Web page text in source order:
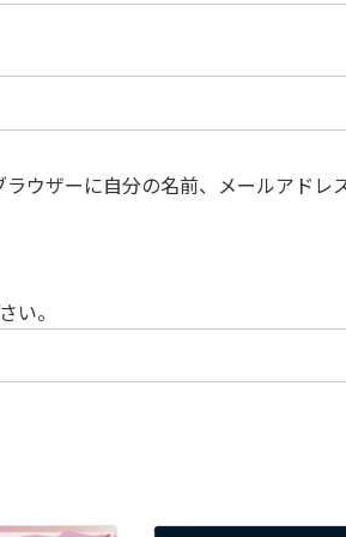
ウザーに自分の名前、メールアドレ
い。